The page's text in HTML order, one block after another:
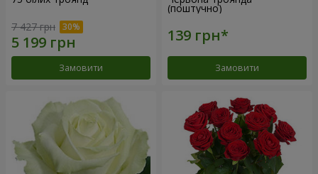
7 427 грн
Замовити
(поштучно)
Замовити